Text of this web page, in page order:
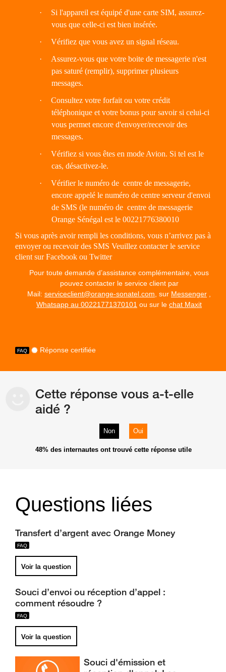
·
Si l'appareil est équipé d'une carte SIM, assurez-
vous que celle-ci est bien insérée.
·
Vérifiez que vous avez un signal réseau.
·
Assurez-vous que votre boite de messagerie n'est
pas saturé (remplir), supprimer plusieurs
messages.
·
Consultez votre forfait ou votre crédit
téléphonique et votre bonus pour savoir si celui-ci
vous permet encore d'envoyer/recevoir des
messages.
·
Vérifiez si vous êtes en mode Avion. Si tel est le
cas, désactivez-le.
·
Vérifier le numéro de centre de messagerie,
encore appelé le numéro de centre serveur d'envoi
de SMS (le numéro de centre de messagerie
Orange Sénégal est le 00221776380010
Si vous après avoir rempli les conditions, vous n’arrivez pas à
envoyer ou recevoir des SMS Veuillez contacter le service
client sur Facebook ou Twitter
Pour toute demande d’assistance complémentaire, vous
pouvez contacter le service client par
Mail: serviceclient@orange-sonatel.com , sur Messenger
Whatsapp au 00221771370101 ou sur le chat Maxit
Réponse certifiée
Cette réponse vous a-t-elle
aidé ?
Non Oui
48% des internautes ont trouvé cette réponse utile
Questions liées
Transfert d’argent avec Orange Money
Voir la question
Souci d’envoi ou réception d’appel :
comment résoudre ?
Voir la question
Souci d'émission et